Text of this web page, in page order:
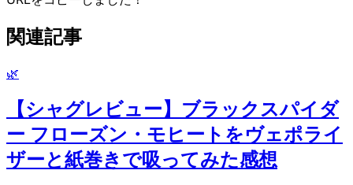
関連記事
🌿
【シャグレビュー】ブラックスパイダ
ー フローズン・モヒートをヴェポライ
ザーと紙巻きで吸ってみた感想